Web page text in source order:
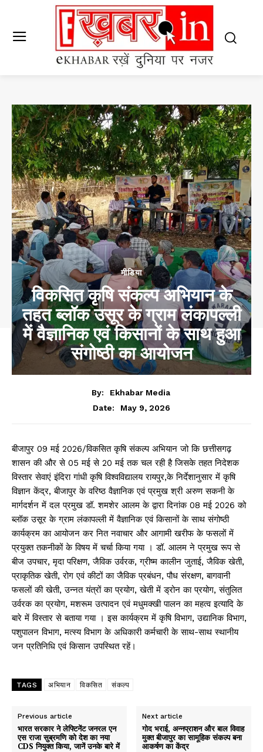
मीडिया
विकसित कृषि संकल्प अभियान के
तहत ब्लॉक उसूर के ग्राम लंकापल्ली
में वैज्ञानिक एवं किसानों के साथ हुआ
संगोष्ठी का आयोजन
By:
Ekhabar Media
Date:
May 9, 2026
बीजापुर 09 मई 2026/विकसित कृषि संकल्प अभियान जो कि छत्तीसगढ़
शासन की और से 05 मई से 20 मई तक चल रही है जिसके तहत निदेशक
विस्तार सेवाएं इंदिरा गांधी कृषि विश्वविद्यालय रायपुर,के निर्देशानुसार में कृषि
विज्ञान केंद्र, बीजापुर के वरिष्ठ वैज्ञानिक एवं प्रमुख श्री अरुण सकनी के
मार्गदर्शन में दल प्रमुख डॉ. शमशेर आलम के द्वारा दिनांक 08 मई 2026 को
ब्लॉक उसूर के ग्राम लंकापल्ली में वैज्ञानिक एवं किसानों के साथ संगोष्ठी
कार्यक्रम का आयोजन कर नित नवाचार और आगामी खरीफ के फसलों में
प्रयुक्त तकनीकों के विषय में चर्चा किया गया । डॉ. आलम ने प्रमुख रूप से
बीज उपचार, मृदा परिक्षण, जैविक उर्वरक, ग्रीष्म कालीन जुताई, जैविक खेती,
प्राकृतिक खेती, रोग एवं कीटों का जैविक प्रबंधन, पौध संरक्षण, बागवानी
फसलों की खेती, उन्नत यंत्रों का प्रयोग, खेती में ड्रोन का प्रयोग, संतुलित
उर्वरक का प्रयोग, मशरूम उत्पादन एवं मधुमक्खी पालन का महत्व इत्यादि के
बारे में विस्तार से बताया गया । इस कार्यक्रम में कृषि विभाग, उद्यानिक विभाग,
पशुपालन विभाग, मत्स्य विभाग के अधिकारी कर्मचारी के साथ-साथ स्थानीय
जन प्रतिनिधि एवं किसान उपस्थित रहें।
TAGS अभियान विकसित संकल्प
Previous article
भारत सरकार ने लेफ्टिनेंट जनरल एन
एस राजा सुब्रमणि को देश का नया
CDS नियुक्त किया, जानें उनके बारे में
Next article
गोद भराई, अन्नप्राशन और बाल विवाह
मुक्त बीजापुर का सामूहिक संकल्प बना
आकर्षण का केंद्र